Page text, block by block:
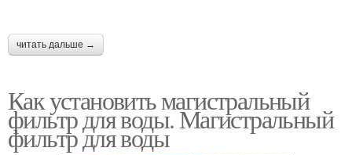
читать дальше →
Как установить магистральный
фильтр для воды. Магистральный
фильтр для воды